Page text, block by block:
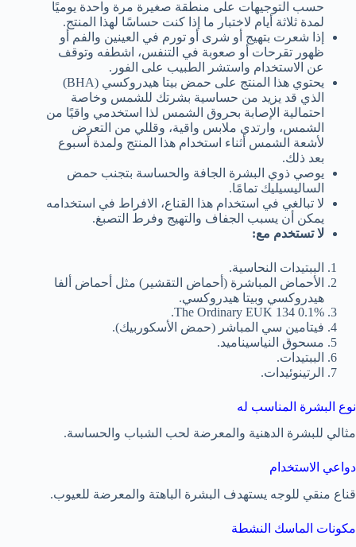
حسب التوجيهات على منطقة صغيرة مرة واحدة يوميًا
لمدة ثلاثة أيام لاختبار ما إذا كنت حساسًا لهذا المنتج.
إذا شعرت بتهيج أو شرى أو تورم في العينين والفم أو
ظهور تقرحات أو صعوبة في التنفس، اشطفه وتوقف
عن الاستخدام واستشر الطبيب على الفور.
يحتوي هذا المنتج على حمض بيتا هيدروكسي (BHA)
الذي قد يزيد من حساسية بشرتك للشمس وخاصة
احتمالية الإصابة بحروق الشمس لذا استخدمي واقيًا من
الشمس، وارتدي ملابس واقية، وقللي من التعرض
لأشعة الشمس أثناء استخدام هذا المنتج ولمدة أسبوع
بعد ذلك.
يوصي ذوي البشرة الجافة والحساسة بتجنب حمض
الساليسيليك تمامًا.
لا تبالغي في استخدام هذا القناع، الافراط في استخدامه
يمكن أن يسبب الجفاف والتهيج وفرط التصبغ.
لا تستخدم مع:
الببتيدات النحاسية.
الأحماض المباشرة (أحماض التقشير) مثل أحماض ألفا
هيدروكسي وبيتا هيدروكسي.
The Ordinary EUK 134 0.1%.
فيتامين سي المباشر (حمض الأسكوربيك).
مسحوق النياسيناميد.
الببتيدات.
الرتينوئيدات.
نوع البشرة المناسب له
مثالي للبشرة الدهنية والمعرضة لحب الشباب والحساسة.
دواعي الاستخدام
قناع منقي للوجه يستهدف البشرة الباهتة والمعرضة للعيوب.
مكونات الماسك النشطة